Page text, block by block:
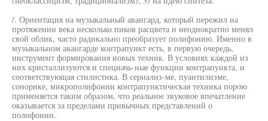
/. Ориентация на музыкальный авангард, который пережил на
протяжении века несколько пиков расцвета и неоднократно менял
свой облик, часто радикально преобразует полифонию. Именно в
музыкальном авангарде контрапункт есть, в первую очередь,
инструмент формирования новых техник. В условиях каждой из
них кристаллизуются и специачь-ные функции контрапункта, и
соответствующая стилистика. В сериализ-ме, пуантилизме,
сонорике, микрополифонии контрапунктическая техника порою
применяется таким образом, что реальное звуковое впечатление
оказывается за пределами привычных представлений о
полифонии.